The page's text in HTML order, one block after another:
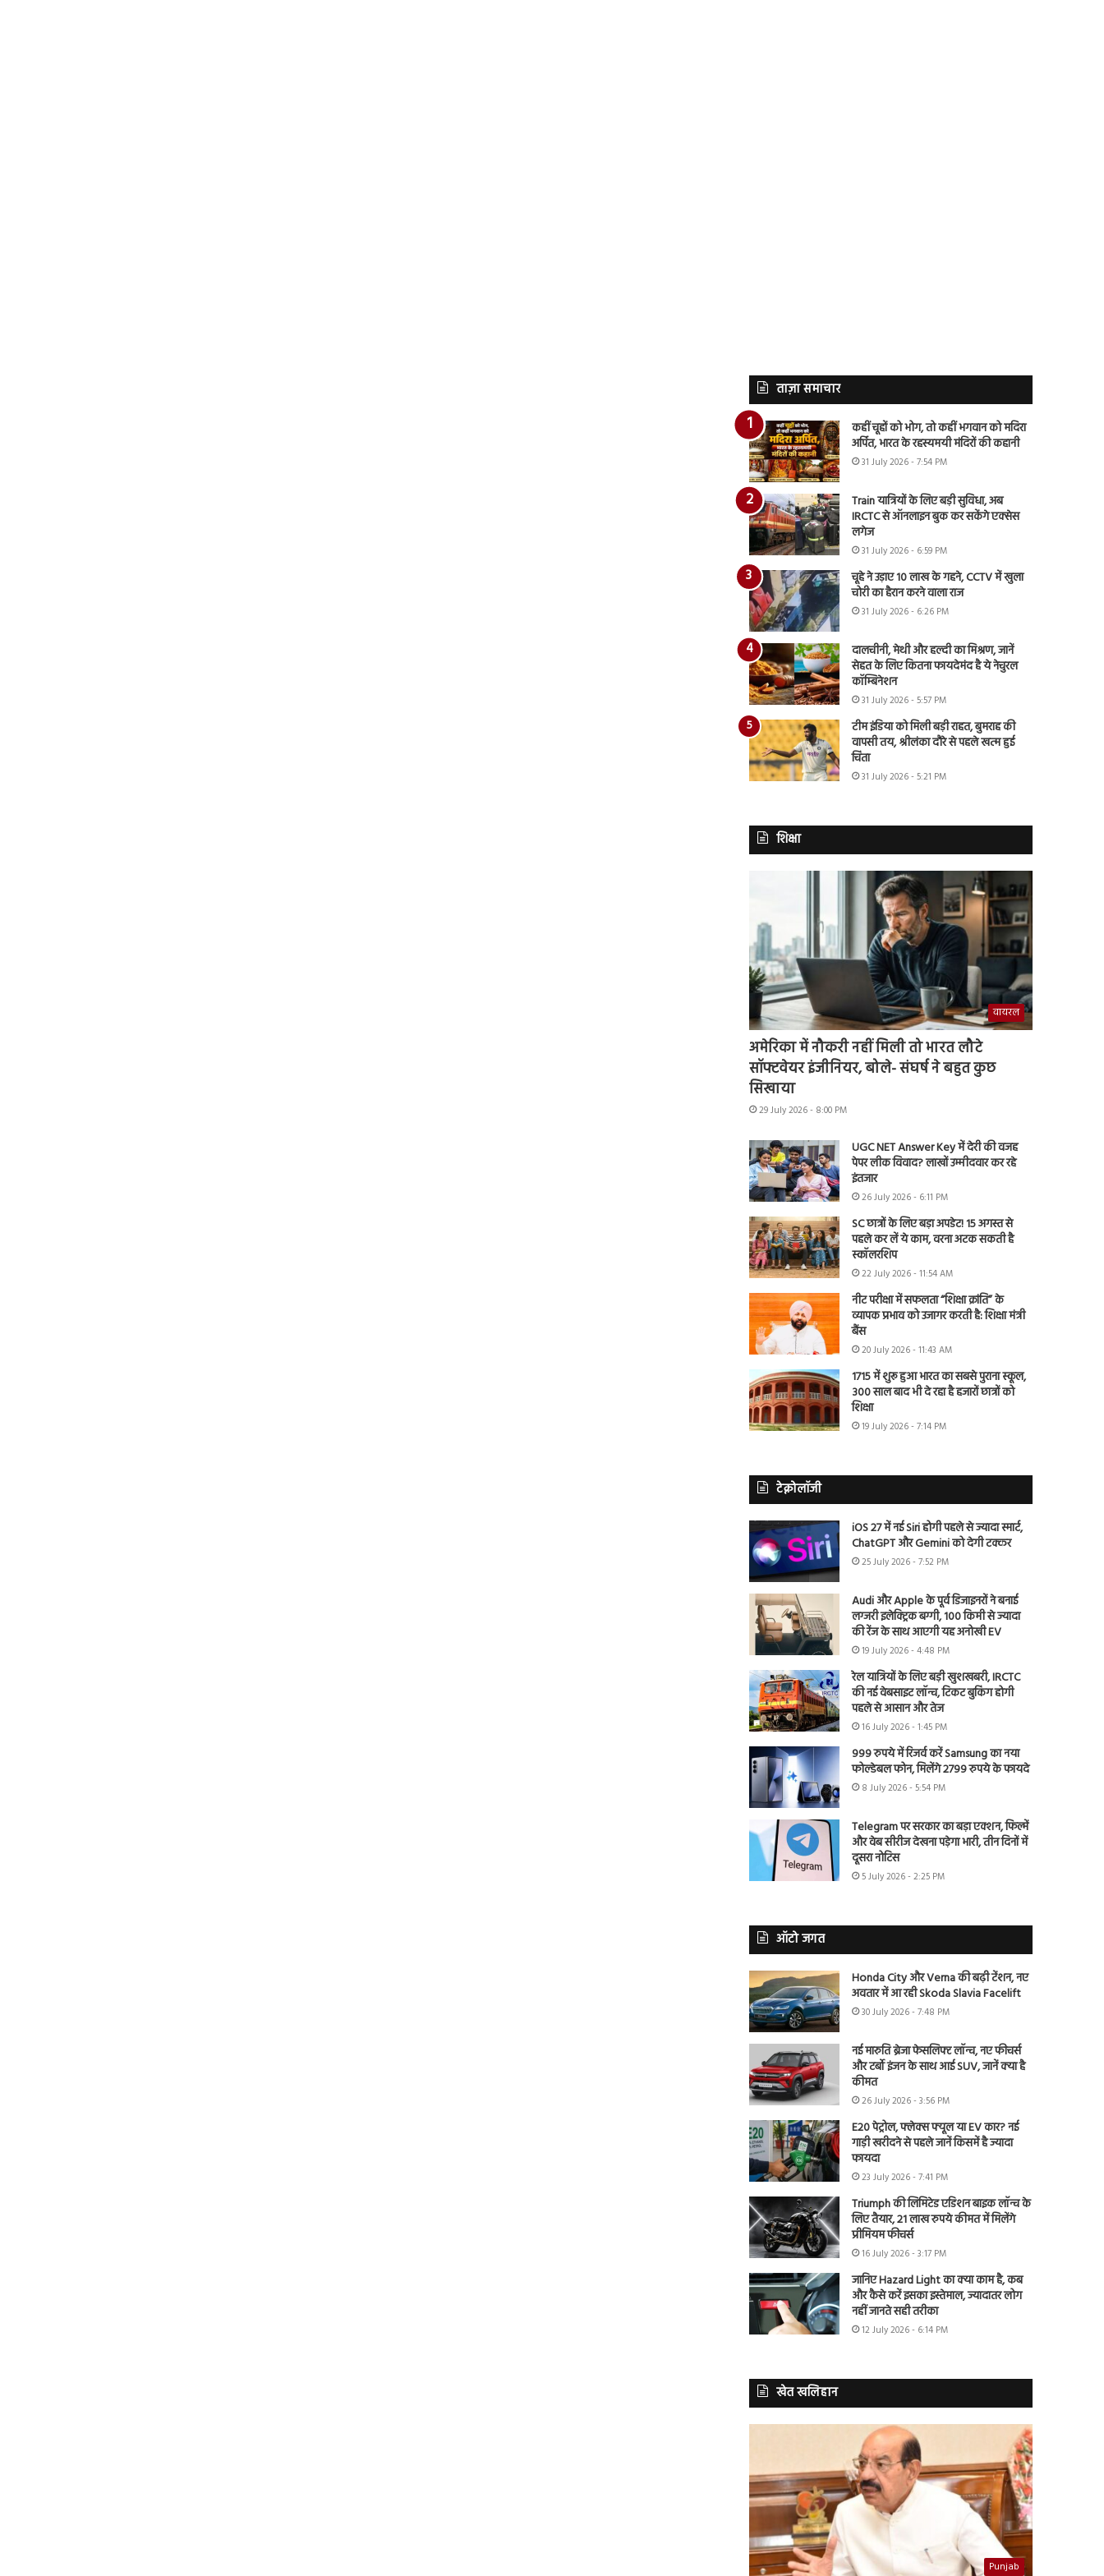
ताज़ा समाचार
कहीं चूहों को भोग, तो कहीं भगवान को मदिरा
अर्पित, भारत के रहस्यमयी मंदिरों की कहानी
31 July 2026 - 7:54 PM
Train यात्रियों के लिए बड़ी सुविधा, अब
IRCTC से ऑनलाइन बुक कर सकेंगे एक्सेस
लगेज
31 July 2026 - 6:59 PM
चूहे ने उड़ाए 10 लाख के गहने, CCTV में खुला
चोरी का हैरान करने वाला राज
31 July 2026 - 6:26 PM
दालचीनी, मेथी और हल्दी का मिश्रण, जानें
सेहत के लिए कितना फायदेमंद है ये नेचुरल
कॉम्बिनेशन
31 July 2026 - 5:57 PM
टीम इंडिया को मिली बड़ी राहत, बुमराह की
वापसी तय, श्रीलंका दौरे से पहले खत्म हुई
चिंता
31 July 2026 - 5:21 PM
शिक्षा
वायरल
अमेरिका में नौकरी नहीं मिली तो भारत लौटे
सॉफ्टवेयर इंजीनियर, बोले- संघर्ष ने बहुत कुछ
सिखाया
29 July 2026 - 8:00 PM
UGC NET Answer Key में देरी की वजह
पेपर लीक विवाद? लाखों उम्मीदवार कर रहे
इंतजार
26 July 2026 - 6:11 PM
SC छात्रों के लिए बड़ा अपडेट! 15 अगस्त से
पहले कर लें ये काम, वरना अटक सकती है
स्कॉलरशिप
22 July 2026 - 11:54 AM
नीट परीक्षा में सफलता “शिक्षा क्रांति” के
व्यापक प्रभाव को उजागर करती है: शिक्षा मंत्री
बैंस
20 July 2026 - 11:43 AM
1715 में शुरू हुआ भारत का सबसे पुराना स्कूल,
300 साल बाद भी दे रहा है हजारों छात्रों को
शिक्षा
19 July 2026 - 7:14 PM
टेक्नोलॉजी
iOS 27 में नई Siri होगी पहले से ज्यादा स्मार्ट,
ChatGPT और Gemini को देगी टक्कर
25 July 2026 - 7:52 PM
Audi और Apple के पूर्व डिजाइनरों ने बनाई
लग्जरी इलेक्ट्रिक बग्गी, 100 किमी से ज्यादा
की रेंज के साथ आएगी यह अनोखी EV
19 July 2026 - 4:48 PM
रेल यात्रियों के लिए बड़ी खुशखबरी, IRCTC
की नई वेबसाइट लॉन्च, टिकट बुकिंग होगी
पहले से आसान और तेज
16 July 2026 - 1:45 PM
999 रुपये में रिजर्व करें Samsung का नया
फोल्डेबल फोन, मिलेंगे 2799 रुपये के फायदे
8 July 2026 - 5:54 PM
Telegram पर सरकार का बड़ा एक्शन, फिल्में
और वेब सीरीज देखना पड़ेगा भारी, तीन दिनों में
दूसरा नोटिस
5 July 2026 - 2:25 PM
ऑटो जगत
Honda City और Verna की बढ़ी टेंशन, नए
अवतार में आ रही Skoda Slavia Facelift
30 July 2026 - 7:48 PM
नई मारुति ब्रेजा फेसलिफ्ट लॉन्च, नए फीचर्स
और टर्बो इंजन के साथ आई SUV, जानें क्या है
कीमत
26 July 2026 - 3:56 PM
E20 पेट्रोल, फ्लेक्स फ्यूल या EV कार? नई
गाड़ी खरीदने से पहले जानें किसमें है ज्यादा
फायदा
23 July 2026 - 7:41 PM
Triumph की लिमिटेड एडिशन बाइक लॉन्च के
लिए तैयार, 21 लाख रुपये कीमत में मिलेंगे
प्रीमियम फीचर्स
16 July 2026 - 3:17 PM
जानिए Hazard Light का क्या काम है, कब
और कैसे करें इसका इस्तेमाल, ज्यादातर लोग
नहीं जानते सही तरीका
12 July 2026 - 6:14 PM
खेत खलिहान
Punjab